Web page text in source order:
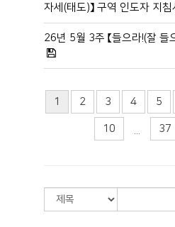
자세(태도)】 구역 인도자 지침
26년 5월 3주 【들으라!(잘 들
1 2 3 4 5
10 37